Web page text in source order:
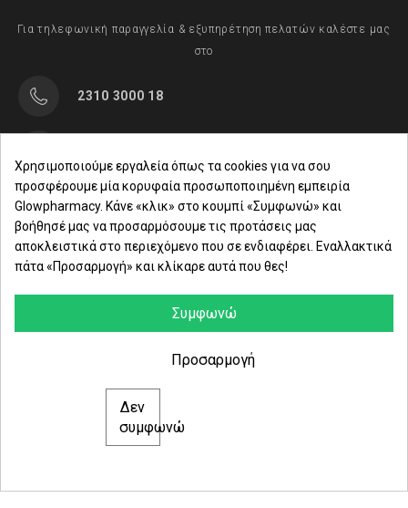
Για τηλεφωνική παραγγελία & εξυπηρέτηση πελατών καλέστε μας
στο
2310 3000 18
Δευ. - Παρ.: 8:00 - 21:00
Σάββατο: 09:00-15:00
ΕΤΑΙΡΕΙΑ
© 2021 glowpharmacy.gr
Χρησιμοποιούμε εργαλεία όπως τα cookies για να σου
προσφέρουμε μία κορυφαία προσωποποιημένη εμπειρία
Glowpharmacy. Κάνε «κλικ» στο κουμπί «Συμφωνώ» και
βοήθησέ μας να προσαρμόσουμε τις προτάσεις μας
αποκλειστικά στο περιεχόμενο που σε ενδιαφέρει. Εναλλακτικά
πάτα «Προσαρμογή» και κλίκαρε αυτά που θες!
Συμφωνώ
Δεν
συμφωνώ
Προσαρμογή